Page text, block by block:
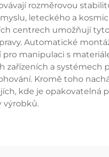
rozměrovou
leteckého a
centrech umožňují
Automatické
pro manipulaci s
zařízeních a systémech
Kromě toho
kde je opakovatelná
výrobků.